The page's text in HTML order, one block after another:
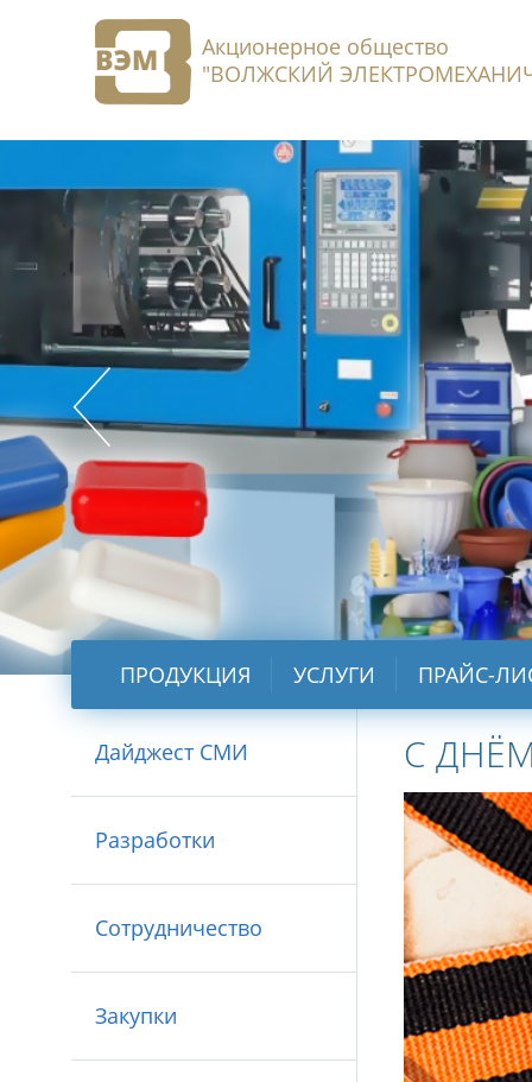
Акционерное общество
"ВОЛЖСКИЙ
ПРОДУКЦИЯ УСЛУГИ ПРАЙС-
Дайджест СМИ
Разработки
Сотрудничество
Закупки
С